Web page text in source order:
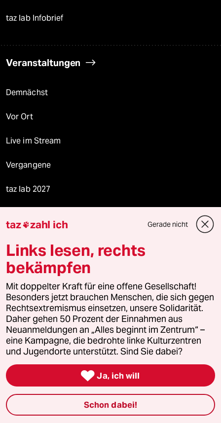
taz lab Infobrief
Veranstaltungen
Demnächst
Vor Ort
Live im Stream
Vergangene
taz lab 2027
taz Blogs
taz FUTURZWEI
Le Monde diplomatique
taz Archiv
Mehr taz Angebote
Reisen
taz zahl ich Gerade nicht
Links lesen, rechts
bekämpfen
Mit doppelter Kraft für eine offene Gesellschaft!
Besonders jetzt brauchen Menschen, die sich gegen
Rechtsextremismus einsetzen, unsere Solidarität.
Daher gehen 50 Prozent der Einnahmen aus
Neuanmeldungen an „Alles beginnt im Zentrum“ –
eine Kampagne, die bedrohte linke Kulturzentren
und Jugendorte unterstützt. Sind Sie dabei?
 Ja, ich will
Schon dabei!